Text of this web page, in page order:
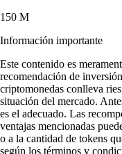
150 M
Información importante
Este contenido es
recomendación de
criptomonedas conlleva
situación del mercado.
es el adecuado. Las
ventajas mencionadas
o a la cantidad de tokens
según los términos y